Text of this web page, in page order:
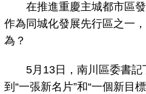
在推進重慶主城都市區發
作為同城化發展先行區之一
為？
5月13日，南川區委書記
到“一張新名片”和“一個新目